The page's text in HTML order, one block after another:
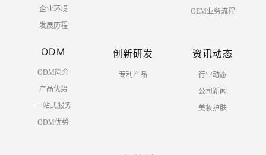
企业环境
发展历程
OEM业务流程
ODM
ODM简介
产品优势
一站式服务
ODM优势
创新研发
专利产品
资讯动态
行业动态
公司新闻
美妆护肤